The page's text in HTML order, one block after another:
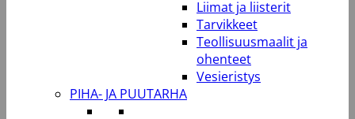
Liimat ja liisterit
Tarvikkeet
Teollisuusmaalit ja
ohenteet
Vesieristys
PIHA- JA PUUTARHA